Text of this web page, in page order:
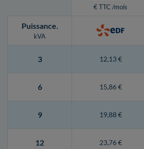
€ TTC /mois
Puissance.
kVA
3 12,13 €
6 15,86 €
9 19,88 €
12 23,76 €